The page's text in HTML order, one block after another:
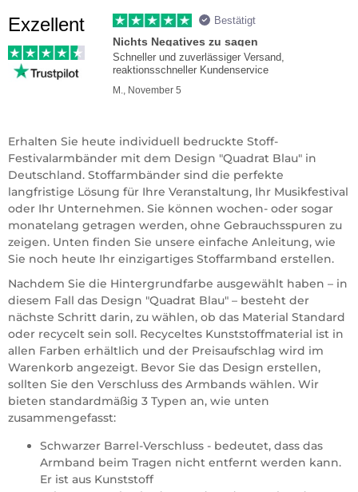
Exzellent Bestätigt
Nichts Negatives zu sagen
Schneller und zuverlässiger Versand,
reaktionsschneller Kundenservice
M., November 5
Erhalten Sie heute individuell bedruckte Stoff-
Festivalarmbänder mit dem Design "Quadrat Blau" in
Deutschland. Stoffarmbänder sind die perfekte
langfristige Lösung für Ihre Veranstaltung, Ihr Musikfestival
oder Ihr Unternehmen. Sie können wochen- oder sogar
monatelang getragen werden, ohne Gebrauchsspuren zu
zeigen. Unten finden Sie unsere einfache Anleitung, wie
Sie noch heute Ihr einzigartiges Stoffarmband erstellen.
Nachdem Sie die Hintergrundfarbe ausgewählt haben – in
diesem Fall das Design "Quadrat Blau" – besteht der
nächste Schritt darin, zu wählen, ob das Material Standard
oder recycelt sein soll. Recyceltes Kunststoffmaterial ist in
allen Farben erhältlich und der Preisaufschlag wird im
Warenkorb angezeigt. Bevor Sie das Design erstellen,
sollten Sie den Verschluss des Armbands wählen. Wir
bieten standardmäßig 3 Typen an, wie unten
zusammengefasst:
Schwarzer Barrel-Verschluss - bedeutet, dass das
Armband beim Tragen nicht entfernt werden kann.
Er ist aus Kunststoff